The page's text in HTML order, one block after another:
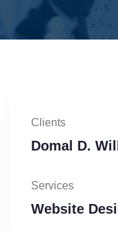
Clients
Domal D.
Services
Website